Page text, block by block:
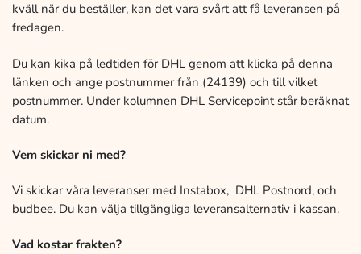
kväll när du beställer, kan det vara svårt att få leveransen på
fredagen.
Du kan kika på ledtiden för DHL genom att klicka på denna
länken och ange postnummer från (24139) och till vilket
postnummer. Under kolumnen DHL Servicepoint står beräknat
datum.
Vem skickar ni med?
Vi skickar våra leveranser med Instabox, DHL Postnord, och
budbee. Du kan välja tillgängliga leveransalternativ i kassan.
Vad kostar frakten?